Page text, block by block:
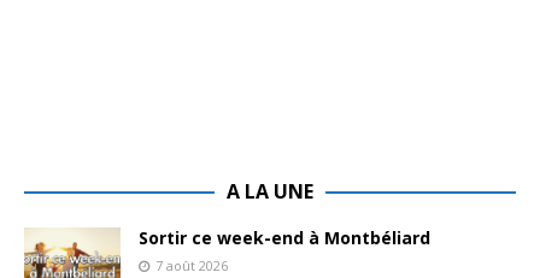
A LA UNE
Sortir ce week-end à Montbéliard
7 août 2026